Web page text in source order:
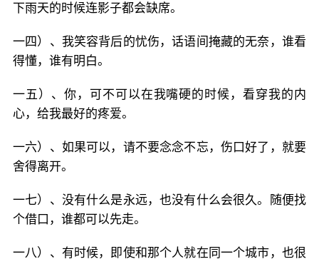
下雨天的时候连影子都会缺席。
一四）、我笑容背后的忧伤，话语间掩藏的无奈，谁看
得懂，谁有明白。
一五）、你，可不可以在我嘴硬的时候，看穿我的内
心，给我最好的疼爱。
一六）、如果可以，请不要念念不忘，伤口好了，就要
舍得离开。
一七）、没有什么是永远，也没有什么会很久。随便找
个借口，谁都可以先走。
一八）、有时候，即使和那个人就在同一个城市，也很